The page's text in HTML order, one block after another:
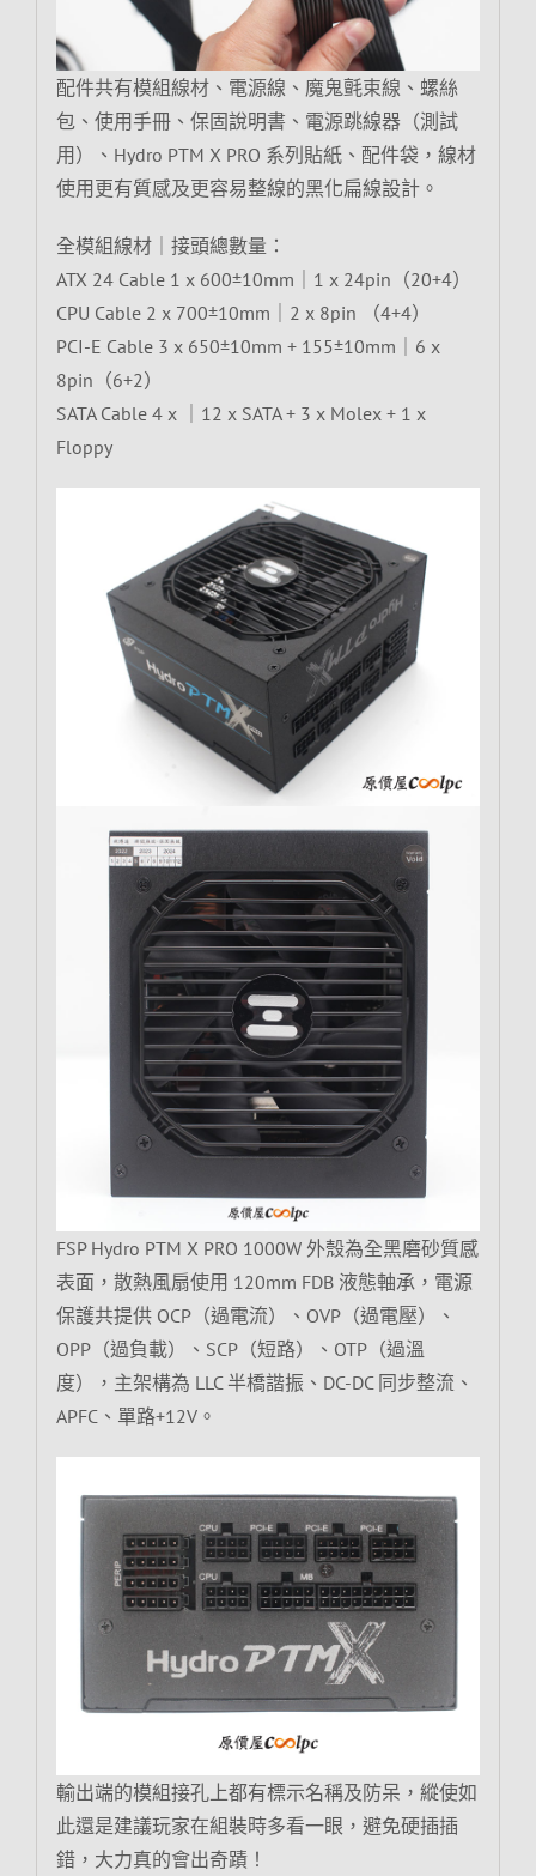
配件共有模組線材、電源線、魔鬼氈束線、螺絲
包、使用手冊、保固說明書、電源跳線器（測試
用）、Hydro PTM X PRO 系列貼紙、配件袋，線材
使用更有質感及更容易整線的黑化扁線設計。
全模組線材｜接頭總數量：
ATX 24 Cable 1 x 600±10mm｜1 x 24pin（20+4）
CPU Cable 2 x 700±10mm｜2 x 8pin （4+4）
PCI-E Cable 3 x 650±10mm + 155±10mm｜6 x
8pin（6+2）
SATA Cable 4 x ｜12 x SATA + 3 x Molex + 1 x
Floppy
FSP Hydro PTM X PRO 1000W 外殼為全黑磨砂質感
表面，散熱風扇使用 120mm FDB 液態軸承，電源
保護共提供 OCP（過電流）、OVP（過電壓）、
OPP（過負載）、SCP（短路）、OTP（過溫
度），主架構為 LLC 半橋諧振、DC-DC 同步整流、
APFC、單路+12V。
輸出端的模組接孔上都有標示名稱及防呆，縱使如
此還是建議玩家在組裝時多看一眼，避免硬插插
錯，大力真的會出奇蹟！